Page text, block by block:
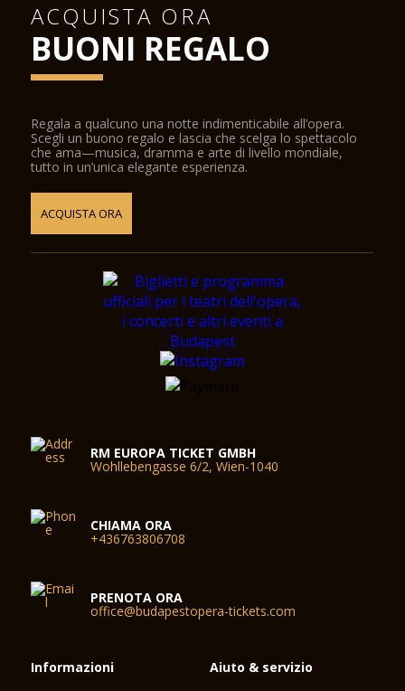
ACQUISTA ORA
BUONI REGALO
Regala a qualcuno una notte indimenticabile all’opera.
Scegli un buono regalo e lascia che scelga lo spettacolo
che ama—musica, dramma e arte di livello mondiale,
tutto in un’unica elegante esperienza.
ACQUISTA ORA
RM EUROPA TICKET GMBH
Wohllebengasse 6/2, Wien-1040
CHIAMA ORA
+436763806708
PRENOTA ORA
office@budapestopera-tickets.com
Informazioni Aiuto & servizio